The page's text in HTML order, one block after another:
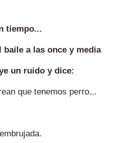
tiempo...
a las once y media
un ruido y dice:
que tenemos perro...